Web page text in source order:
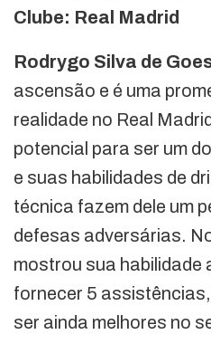
Clube: Real Madrid
Rodrygo Silva de
ascensão e é uma
realidade no Real
potencial para ser um
e suas habilidades de
técnica fazem dele um
defesas adversárias.
mostrou sua habilidade
fornecer 5
ser ainda melhores no